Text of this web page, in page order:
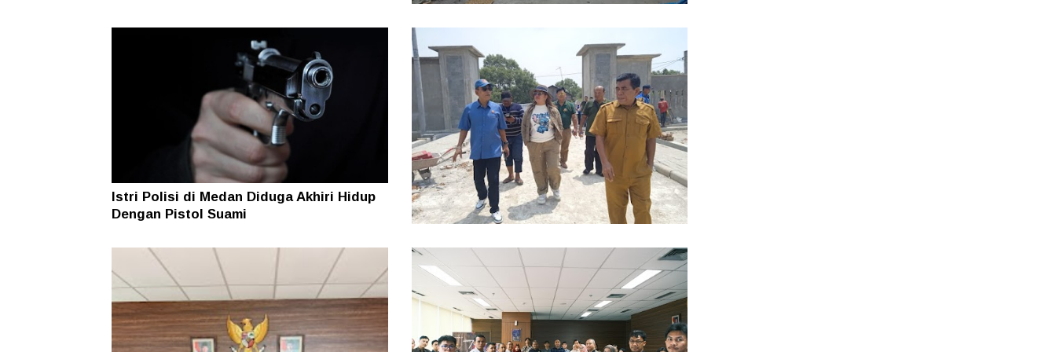
Rugi puluhan Juta! Warga Sidikalang
Lapor ke Polres Dairi Gegara Tanah
Sengketa
Istri Polisi di Medan Diduga Akhiri Hidup
Dengan Pistol Suami
Resmi Diluncurkan, Lomba Nelayan
Kreatif Sumut 2026 Siap Angkat Inovasi
dan Potensi Pesisir